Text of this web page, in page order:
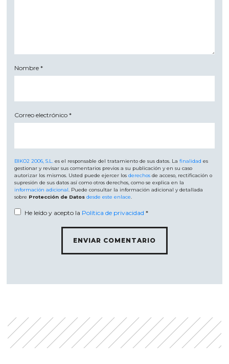
Nombre*
Correo electrónico*
BIKO2 2006, S.L. es el responsable del tratamiento de sus datos. Lafinalidad es
gestionar y revisar sus comentarios previos a su publicación y en su caso
autorizar los mismos. Usted puede ejercer losderechos de acceso, rectificación o
supresión de sus datos así como otros derechos, como se explica en la
información adicional. Puede consultar la información adicional y detallada
sobre Protección de Datos desde este enlace.
He leído y acepto la Política de privacidad *